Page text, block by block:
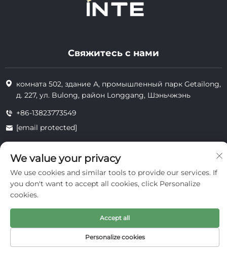
Свяжитесь с нами
комната 502, здание А, промышленный парк Getailong,
д. 227, ул. Bulong, район Longgang, Шэньчжэнь
+86-13823773549
[email protected]
Все права защищены © 2025 Inte Cosmetics (Shenzhen) Co., Ltd.
конфиденциальность
We value your privacy
We use cookies and similar tools to provide our services. If
you don't want to accept all cookies, click Personalize
cookies.
Personalize cookies
Accept all